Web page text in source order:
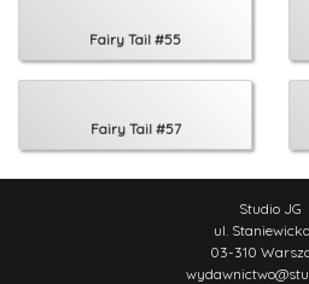
Fairy Tail #55
Fairy Tail #57
Studio JG
ul.
03-310
wydawnictwo@